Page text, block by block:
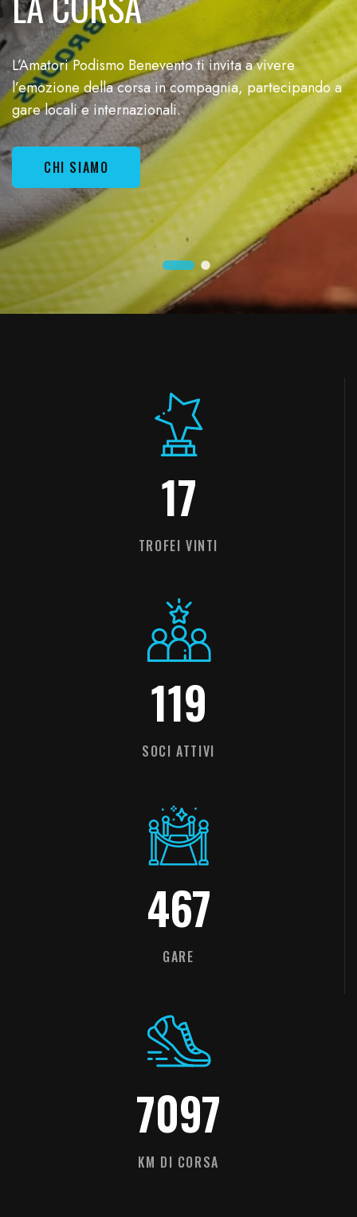
L’Amatori Podismo Benevento ti invita a vivere
l’emozione della corsa in compagnia, partecipando a
gare locali e internazionali.
CHI SIAMO
17
TROFEI VINTI
119
SOCI ATTIVI
467
GARE
7097
KM DI CORSA